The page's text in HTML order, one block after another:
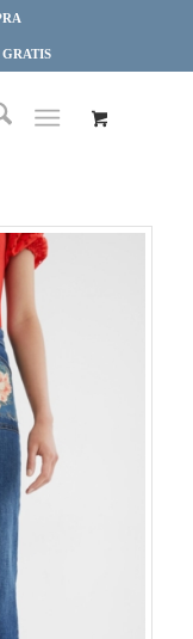
GRATIS